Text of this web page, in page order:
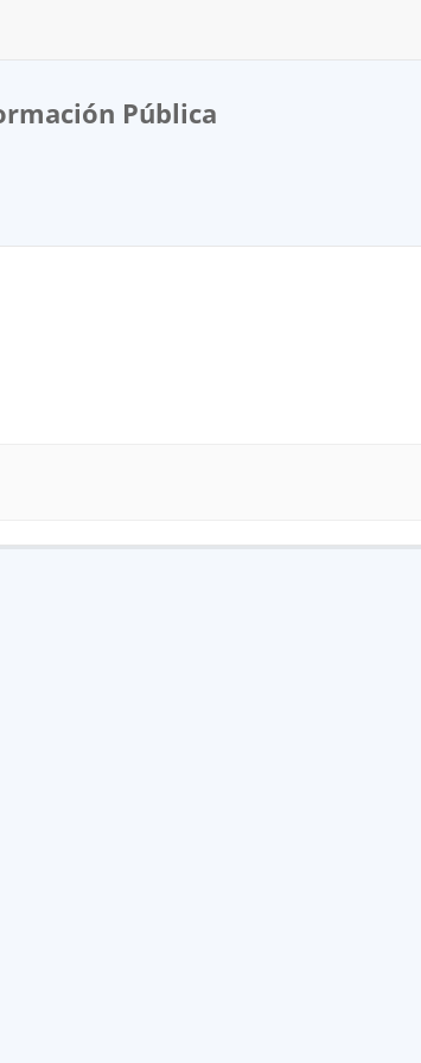
Pública